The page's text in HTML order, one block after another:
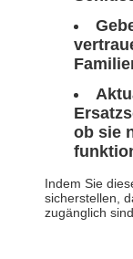
ob sie
Indem Sie
sicherstellen,
zugänglich